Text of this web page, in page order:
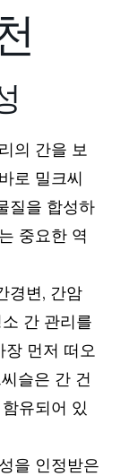
의 간을 보
로 밀크씨
질을 합성하
중요한 역
경변, 간암
간 관리를
장 먼저 떠오
슬은 간 건
유되어 있
을 인정받은